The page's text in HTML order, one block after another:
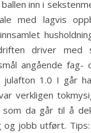
inn i
med lagvis
driver med
angående fag-
julafton 1.0 I går
verkligen
da går til å
og jobb utført. Tips: